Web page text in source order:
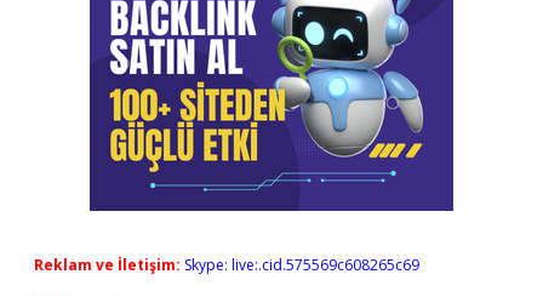
Reklam ve İletişim: Skype: live:.cid.575569c608265c69